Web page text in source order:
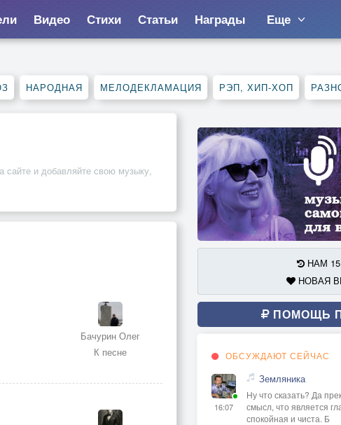
Видео Стихи Статьи Награды Еще
НАРОДНАЯ МЕЛОДЕКЛАМАЦИЯ РЭП, ХИП-ХОП
сайте и добавляйте свою музыку,
Бачурин Олег
К песне
НАМ
НОВАЯ
ПОМОЩЬ
ОБСУЖДАЮТ СЕЙЧАС
16:07
Земляника
Ну что сказать? Да
смысл, что является
спокойная и чиста. Б